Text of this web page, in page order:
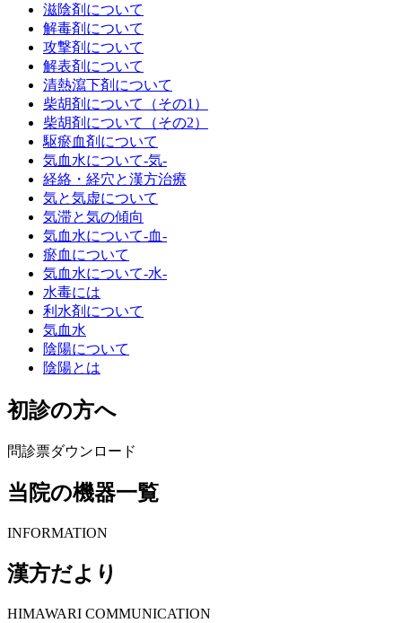
滋陰剤について
解毒剤について
攻撃剤について
解表剤について
清熱瀉下剤について
柴胡剤について（その1）
柴胡剤について（その2）
駆瘀血剤について
気血水について‐気‐
経絡・経穴と漢方治療
気と気虚について
気滞と気の傾向
気血水について‐血‐
瘀血について
気血水について‐水‐
水毒には
利水剤について
気血水
陰陽について
陰陽とは
初診の方へ
問診票ダウンロード
当院の機器一覧
INFORMATION
漢方だより
HIMAWARI COMMUNICATION